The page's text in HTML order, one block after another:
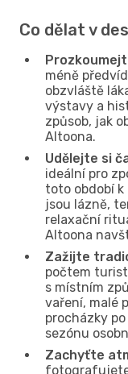
Co dělat v
méně
obzvláště
výstavy a
způsob, jak
Altoona.
Udělejte si
ideální pro
toto období
jsou lázně,
relaxační
Altoona
Zažijte
počtem
s místním
vaření, malé
procházky
sezónu
Zachyťte